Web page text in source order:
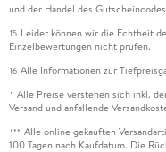
und der Handel des
15 Leider können wir die Echtheit
Einzelbewertungen nicht prüfen.
16 Alle Informationen zur
* Alle Preise verstehen sich inkl.
Versand und anfallende
*** Alle online gekauften
100 Tagen nach Kaufdatum. Die